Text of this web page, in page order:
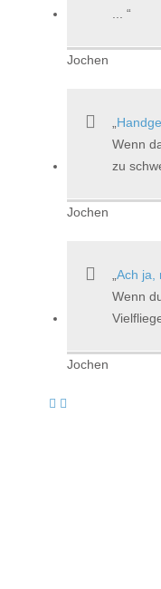
Jochen
Wenn
zu
Jochen
Ach ja,
Wenn
Jochen